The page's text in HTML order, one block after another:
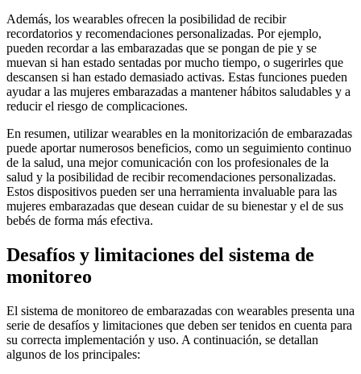
Además, los wearables ofrecen la posibilidad de recibir
recordatorios y recomendaciones personalizadas. Por ejemplo,
pueden recordar a las embarazadas que se pongan de pie y se
muevan si han estado sentadas por mucho tiempo, o sugerirles que
descansen si han estado demasiado activas. Estas funciones pueden
ayudar a las mujeres embarazadas a mantener hábitos saludables y a
reducir el riesgo de complicaciones.
En resumen, utilizar wearables en la monitorización de embarazadas
puede aportar numerosos beneficios, como un seguimiento continuo
de la salud, una mejor comunicación con los profesionales de la
salud y la posibilidad de recibir recomendaciones personalizadas.
Estos dispositivos pueden ser una herramienta invaluable para las
mujeres embarazadas que desean cuidar de su bienestar y el de sus
bebés de forma más efectiva.
Desafíos y limitaciones del sistema de
monitoreo
El sistema de monitoreo de embarazadas con wearables presenta una
serie de desafíos y limitaciones que deben ser tenidos en cuenta para
su correcta implementación y uso. A continuación, se detallan
algunos de los principales: